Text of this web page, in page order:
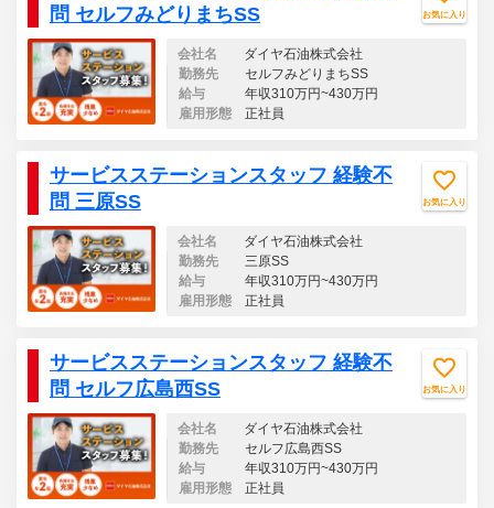
問 セルフみどりまちSS
お気に入り
会社名
ダイヤ石油株式会社
勤務先
セルフみどりまちSS
給与
年収310万円~430万円
雇用形態
正社員
サービスステーションスタッフ 経験不
問 三原SS
お気に入り
会社名
ダイヤ石油株式会社
勤務先
三原SS
給与
年収310万円~430万円
雇用形態
正社員
サービスステーションスタッフ 経験不
問 セルフ広島西SS
お気に入り
会社名
ダイヤ石油株式会社
勤務先
セルフ広島西SS
給与
年収310万円~430万円
雇用形態
正社員